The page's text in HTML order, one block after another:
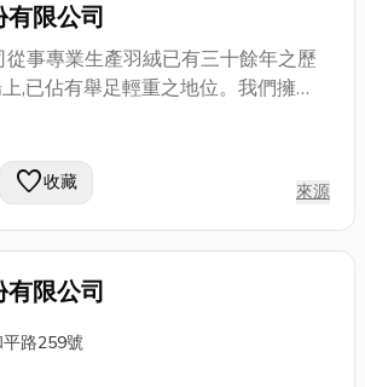
限公司
從事專業生產羽絨已有三十餘年之歷
,已佔有舉足輕重之地位。我們擁有
術,及最專業的生產人才,再加上不繼
favorite收藏 來源
限公司
路259號